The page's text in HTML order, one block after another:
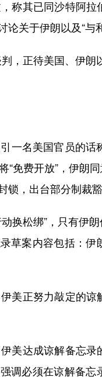
其已同沙特阿拉
关于伊朗以及“与
正待美国、伊朗
名美国官员的话
免费开放”，伊朗
锁，出台部分制裁
松绑”，只有伊朗
草案内容包括：伊
正努力敲定的谅
达成谅解备忘录
调必须在谅解备